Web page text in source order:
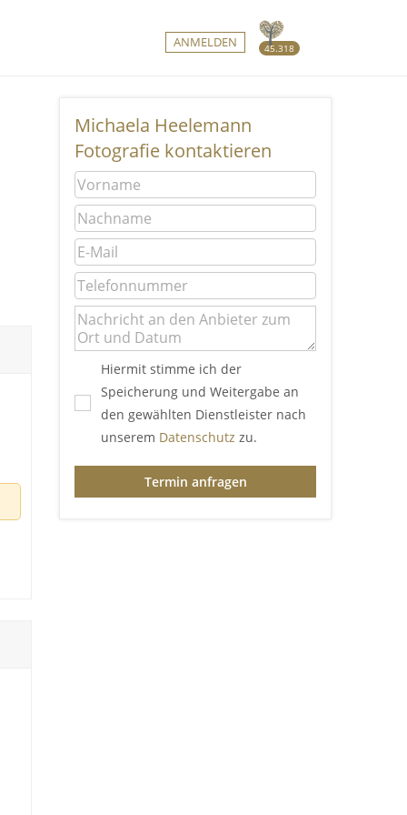
45.318
ANMELDEN
Michaela Heelemann
Fotografie kontaktieren
Hiermit stimme ich der
Speicherung und Weitergabe an
den gewählten Dienstleister nach
unserem Datenschutz zu.
Termin anfragen